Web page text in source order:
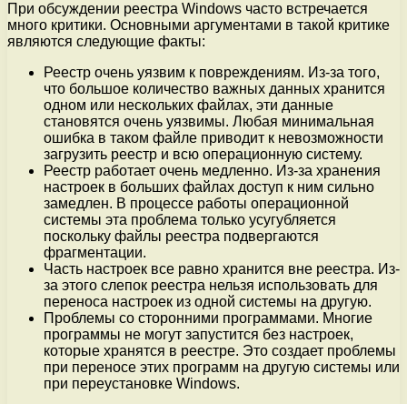
При обсуждении реестра Windows часто встречается
много критики. Основными аргументами в такой критике
являются следующие факты:
Реестр очень уязвим к повреждениям. Из-за того,
что большое количество важных данных хранится
одном или нескольких файлах, эти данные
становятся очень уязвимы. Любая минимальная
ошибка в таком файле приводит к невозможности
загрузить реестр и всю операционную систему.
Реестр работает очень медленно. Из-за хранения
настроек в больших файлах доступ к ним сильно
замедлен. В процессе работы операционной
системы эта проблема только усугубляется
поскольку файлы реестра подвергаются
фрагментации.
Часть настроек все равно хранится вне реестра. Из-
за этого слепок реестра нельзя использовать для
переноса настроек из одной системы на другую.
Проблемы со сторонними программами. Многие
программы не могут запустится без настроек,
которые хранятся в реестре. Это создает проблемы
при переносе этих программ на другую системы или
при переустановке Windows.